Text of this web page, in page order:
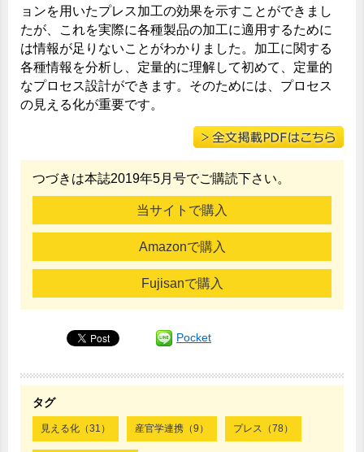
ョンを用いたプレス加工の効果を示すことができまし
たが、これを実際に各種製品の加工に適用するために
は情報が足りないことがわかりました。加工に関する
各種情報を分析し、定量的に理解して初めて、定量的
なプロセス設計ができます。そのためには、プロセス
の見える化が重要です。
つづきは本誌2019年5月号でご購読下さい。
当サイトで購入
Amazonで購入
Fujisanで購入
Pocket
タグ
見える化（31） 産官学連携（9） プレス（78）